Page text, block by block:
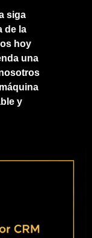
siga
de la
hoy
una
y